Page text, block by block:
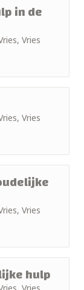
in de
Vries
Vries
Vries
hulp